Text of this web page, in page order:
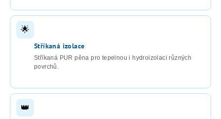
🌟
Stříkaná izolace
Stříkaná PUR pěna pro tepelnou i hydroizolaci různých
povrchů.
👑